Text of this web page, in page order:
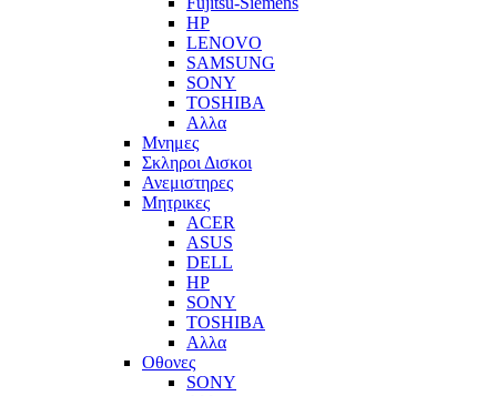
HP
LENOVO
SAMSUNG
SONY
TOSHIBA
Αλλα
Μνημες
Σκληροι Δισκοι
Ανεμιστηρες
Μητρικες
ACER
ASUS
DELL
HP
SONY
TOSHIBA
Αλλα
Οθονες
SONY